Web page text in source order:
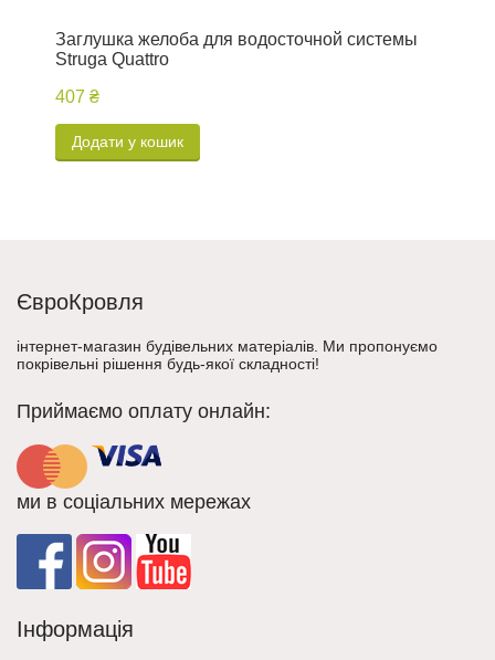
Заглушка желоба для водосточной системы
Struga Quattro
407 ₴
Додати у кошик
ЄвроКровля
інтернет-магазин будівельних матеріалів. Ми пропонуємо
покрівельні рішення будь-якої складності!
Приймаємо оплату онлайн:
ми в соціальних мережах
Інформація